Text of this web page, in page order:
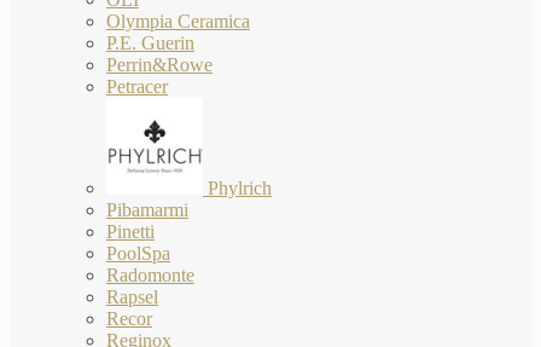
Olympia Ceramica
P.E. Guerin
Perrin&Rowe
Petracer
Phylrich
Pibamarmi
Pinetti
PoolSpa
Radomonte
Rapsel
Recor
Reginox